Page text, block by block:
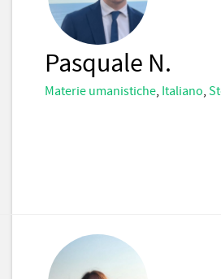
Pasquale N.
Materie umanistiche, Italiano,